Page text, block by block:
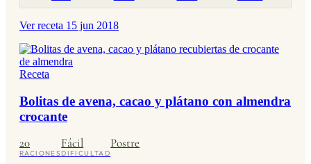
Ver receta 15 jun 2018
Receta
Bolitas de avena, cacao y plátano con almendra
crocante
20
RACIONES
Fácil
DIFICULTAD
Postre